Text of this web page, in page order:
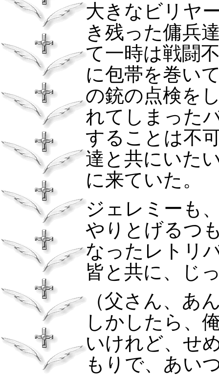
大きなビリヤ
き残った傭兵
て一時は戦闘
に包帯を巻い
の銃の点検を
れてしまった
することは不
達と共にいた
に来ていた。
ジェレミーも
やりとげるつ
なったレトリ
皆と共に、じ
（父さん、あ
しかしたら、
いけれど、せ
もりで、あい